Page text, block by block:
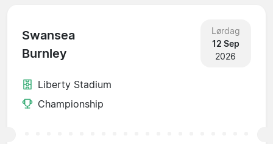
Swansea
Burnley
Lørdag
12 Sep
2026
Liberty Stadium
Championship